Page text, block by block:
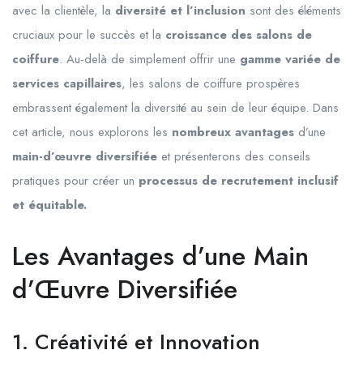
avec la clientèle, la diversité et l’inclusion sont des éléments
cruciaux pour le succès et la croissance des salons de
coiffure. Au-delà de simplement offrir une gamme variée de
services capillaires, les salons de coiffure prospères
embrassent également la diversité au sein de leur équipe. Dans
cet article, nous explorons les nombreux avantages d’une
main-d’œuvre diversifiée et présenterons des conseils
pratiques pour créer un processus de recrutement inclusif
et équitable.
Les Avantages d’une Main
d’Œuvre Diversifiée
1. Créativité et Innovation